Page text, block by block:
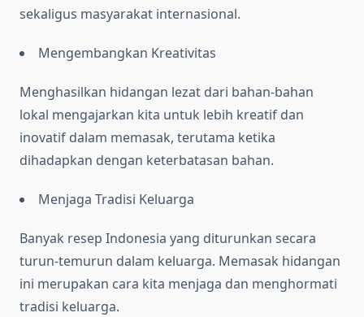
sekaligus masyarakat internasional.
Mengembangkan Kreativitas
Menghasilkan hidangan lezat dari bahan-bahan
lokal mengajarkan kita untuk lebih kreatif dan
inovatif dalam memasak, terutama ketika
dihadapkan dengan keterbatasan bahan.
Menjaga Tradisi Keluarga
Banyak resep Indonesia yang diturunkan secara
turun-temurun dalam keluarga. Memasak hidangan
ini merupakan cara kita menjaga dan menghormati
tradisi keluarga.